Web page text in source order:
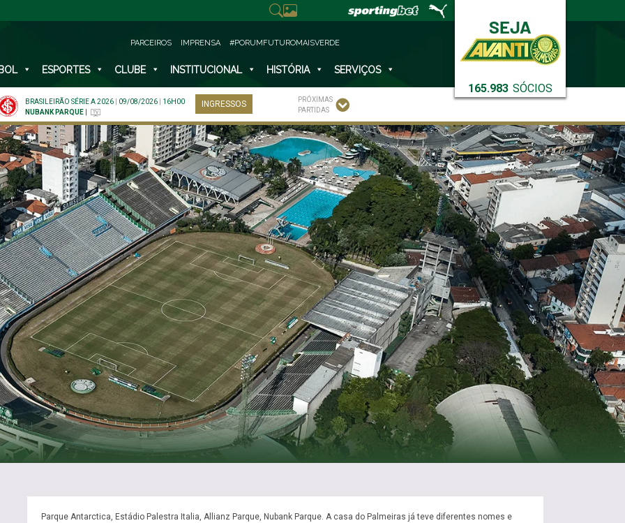
165.983 SÓCIOS
PARCEIROS IMPRENSA #PORUMFUTUROMAISVERDE
ESPORTES CLUBE INSTITUCIONAL HISTÓRIA SERVIÇOS
BRASILEIRÃO SÉRIE A 2026 09/08/2026
16H00
NUBANK PARQUE
INGRESSOS
PRÓXIMAS
PARTIDAS
Parque Antarctica, Estádio Palestra Italia, Allianz Parque, Nubank Parque. A casa do Palmeiras já teve diferentes nomes e